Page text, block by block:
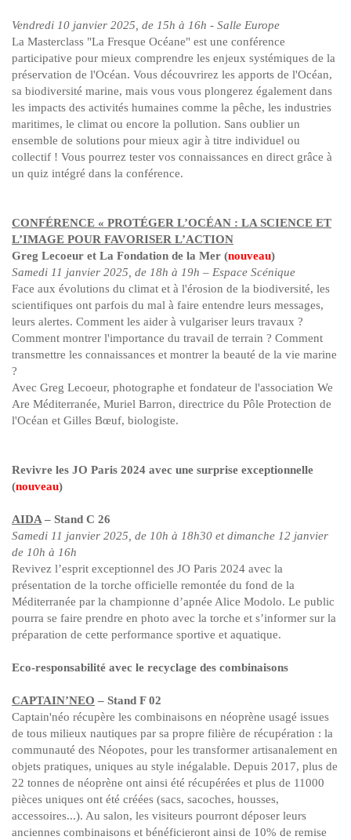
Vendredi 10 janvier 2025, de 15h à 16h - Salle Europe
La Masterclass "La Fresque Océane" est une conférence
participative pour mieux comprendre les enjeux systémiques de la
préservation de l'Océan. Vous découvrirez les apports de l'Océan,
sa biodiversité marine, mais vous vous plongerez également dans
les impacts des activités humaines comme la pêche, les industries
maritimes, le climat ou encore la pollution. Sans oublier un
ensemble de solutions pour mieux agir à titre individuel ou
collectif ! Vous pourrez tester vos connaissances en direct grâce à
un quiz intégré dans la conférence.
CONFÉRENCE « PROTÉGER L’OCÉAN : LA SCIENCE ET
L’IMAGE POUR FAVORISER L’ACTION
Greg Lecoeur et La Fondation de la Mer (nouveau)
Samedi 11 janvier 2025, de 18h à 19h – Espace Scénique
Face aux évolutions du climat et à l'érosion de la biodiversité, les
scientifiques ont parfois du mal à faire entendre leurs messages,
leurs alertes. Comment les aider à vulgariser leurs travaux ?
Comment montrer l'importance du travail de terrain ? Comment
transmettre les connaissances et montrer la beauté de la vie marine
?
Avec Greg Lecoeur, photographe et fondateur de l'association We
Are Méditerranée, Muriel Barron, directrice du Pôle Protection de
l'Océan et Gilles Bœuf, biologiste.
Revivre les JO Paris 2024 avec une surprise exceptionnelle
(nouveau)
AIDA – Stand C 26
Samedi 11 janvier 2025, de 10h à 18h30 et dimanche 12 janvier
de 10h à 16h
Revivez l’esprit exceptionnel des JO Paris 2024 avec la
présentation de la torche officielle remontée du fond de la
Méditerranée par la championne d’apnée Alice Modolo. Le public
pourra se faire prendre en photo avec la torche et s’informer sur la
préparation de cette performance sportive et aquatique.
Eco-responsabilité avec le recyclage des combinaisons
CAPTAIN’NEO – Stand F 02
Captain'néo récupère les combinaisons en néoprène usagé issues
de tous milieux nautiques par sa propre filière de récupération : la
communauté des Néopotes, pour les transformer artisanalement en
objets pratiques, uniques au style inégalable. Depuis 2017, plus de
22 tonnes de néoprène ont ainsi été récupérées et plus de 11000
pièces uniques ont été créées (sacs, sacoches, housses,
accessoires...). Au salon, les visiteurs pourront déposer leurs
anciennes combinaisons et bénéficieront ainsi de 10% de remise